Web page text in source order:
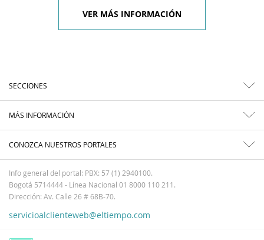
VER MÁS INFORMACIÓN
SECCIONES
MÁS INFORMACIÓN
CONOZCA NUESTROS PORTALES
Info general del portal: PBX: 57 (1) 2940100.
Bogotá 5714444 - Línea Nacional 01 8000 110 211.
Dirección: Av. Calle 26 # 68B-70.
servicioalclienteweb@eltiempo.com